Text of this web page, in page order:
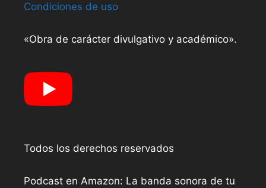
Condiciones de uso
«Obra de carácter divulgativo y académico».
Todos los derechos reservados
Podcast en Amazon: La banda sonora de tu